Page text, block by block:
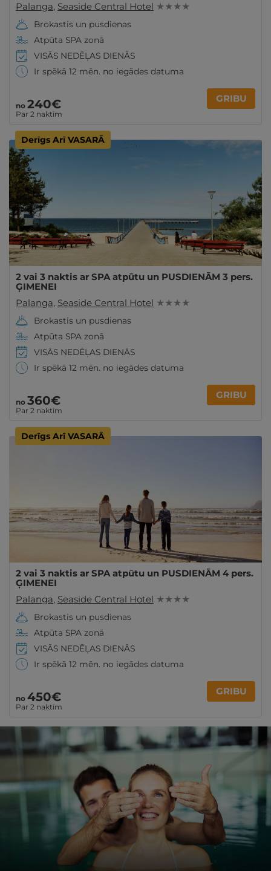
Palanga, Seaside Central Hotel ★ ★ ★ ★
Brokastis un pusdienas
Atpūta SPA zonā
VISĀS NEDĒĻAS DIENĀS
Ir spēkā 12 mēn. no iegādes datuma
no 240€
Par 2 naktīm
GRIBU
Derīgs Arī VASARĀ
2 vai 3 naktis ar SPA atpūtu un PUSDIENĀM 3 pers.
ĢIMENEI
Palanga, Seaside Central Hotel ★ ★ ★ ★
Brokastis un pusdienas
Atpūta SPA zonā
VISĀS NEDĒĻAS DIENĀS
Ir spēkā 12 mēn. no iegādes datuma
no 360€
Par 2 naktīm
GRIBU
Derīgs Arī VASARĀ
2 vai 3 naktis ar SPA atpūtu un PUSDIENĀM 4 pers.
ĢIMENEI
Palanga, Seaside Central Hotel ★ ★ ★ ★
Brokastis un pusdienas
Atpūta SPA zonā
VISĀS NEDĒĻAS DIENĀS
Ir spēkā 12 mēn. no iegādes datuma
no 450€
Par 2 naktīm
GRIBU